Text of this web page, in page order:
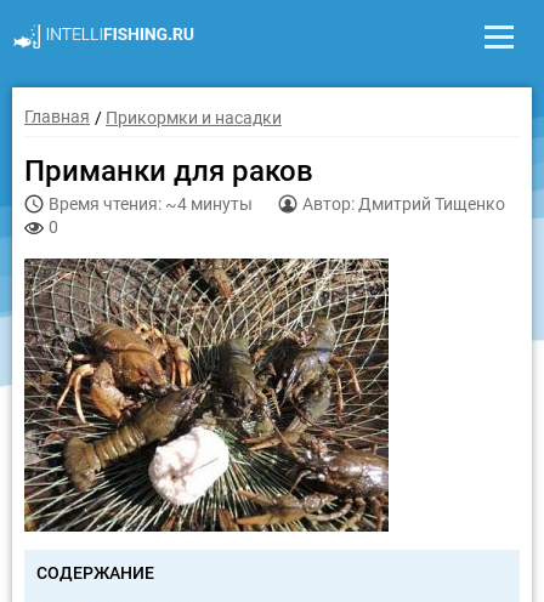
Главная Прикормки и насадки
Приманки для раков
Время чтения: ~4 минуты
Автор: Дмитрий Тищенко
0
СОДЕРЖАНИЕ